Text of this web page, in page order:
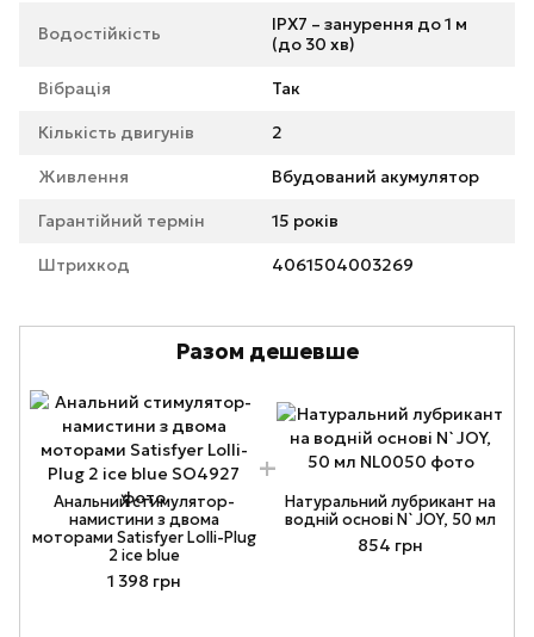
Водостійкість
IPX7 – занурення до 1 м
(до 30 хв)
Вібрація Так
Кількість двигунів 2
Живлення Вбудований акумулятор
Гарантійний термін 15 років
Штрихкод 4061504003269
Разом дешевше
Анальний стимулятор-
намистини з двома
моторами Satisfyer Lolli-Plug
2 ice blue
1 398 грн
Натуральний лубрикант на
водній основі N`JOY, 50 мл
854 грн